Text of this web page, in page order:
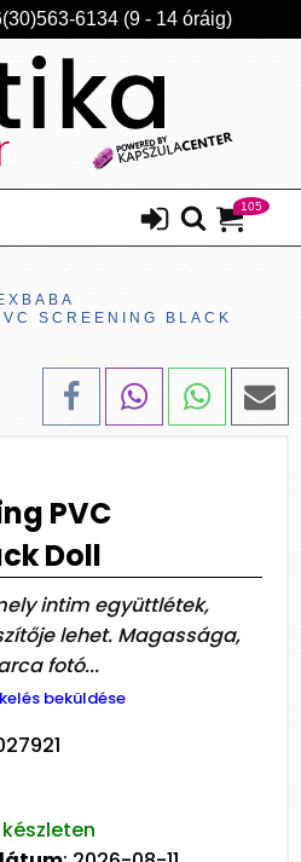
6134 (9 - 14 óráig)
105
SCREENING BLACK
PVC
Doll
intim együttlétek,
lehet. Magassága,
fotó...
beküldése
készleten